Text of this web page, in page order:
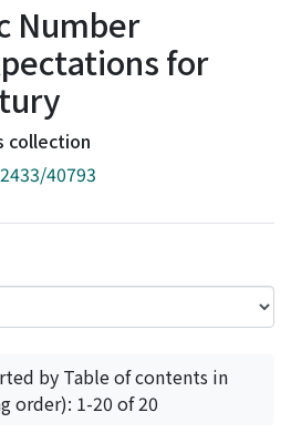
Number
for
collection
40793
by Table of contents in
order): 1-20 of 20